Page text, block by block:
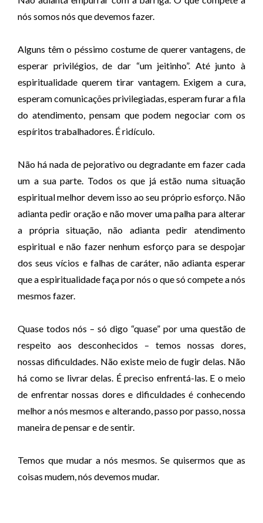
nós somos nós que devemos fazer.
Alguns têm o péssimo costume de querer vantagens, de
esperar privilégios, de dar “um jeitinho”. Até junto à
espiritualidade querem tirar vantagem. Exigem a cura,
esperam comunicações privilegiadas, esperam furar a fila
do atendimento, pensam que podem negociar com os
espíritos trabalhadores. É ridículo.
Não há nada de pejorativo ou degradante em fazer cada
um a sua parte. Todos os que já estão numa situação
espiritual melhor devem isso ao seu próprio esforço. Não
adianta pedir oração e não mover uma palha para alterar
a própria situação, não adianta pedir atendimento
espiritual e não fazer nenhum esforço para se despojar
dos seus vícios e falhas de caráter, não adianta esperar
que a espiritualidade faça por nós o que só compete a nós
mesmos fazer.
Quase todos nós – só digo “quase” por uma questão de
respeito aos desconhecidos – temos nossas dores,
nossas dificuldades. Não existe meio de fugir delas. Não
há como se livrar delas. É preciso enfrentá-las. E o meio
de enfrentar nossas dores e dificuldades é conhecendo
melhor a nós mesmos e alterando, passo por passo, nossa
maneira de pensar e de sentir.
Temos que mudar a nós mesmos. Se quisermos que as
coisas mudem, nós devemos mudar.